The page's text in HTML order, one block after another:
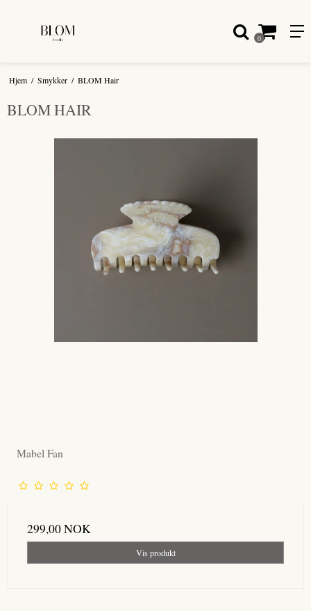
0
Hjem / Smykker / BLOM Hair
BLOM HAIR
Mabel Fan
299,00 NOK
Vis produkt